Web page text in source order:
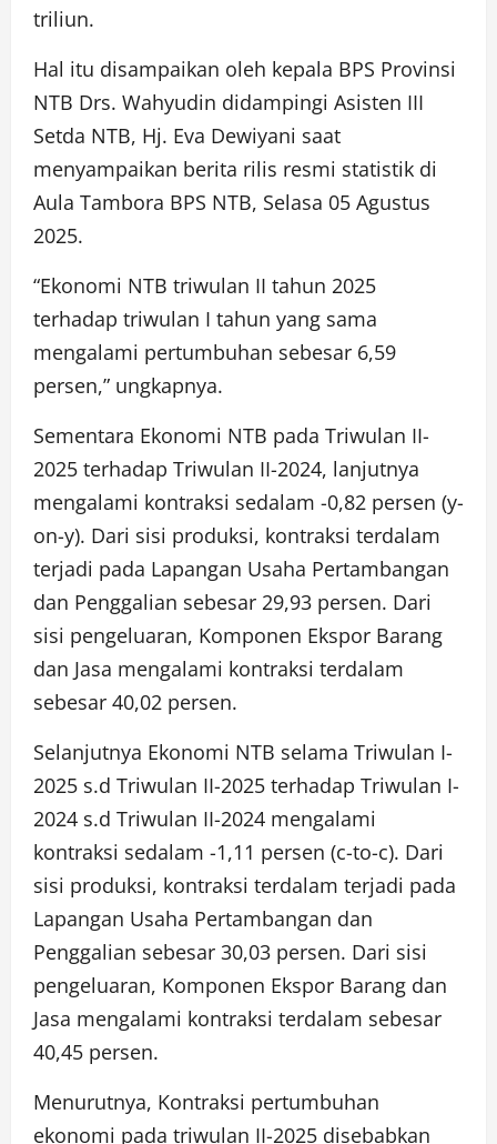
triliun.
Hal itu disampaikan oleh kepala BPS Provinsi
NTB Drs. Wahyudin didampingi Asisten III
Setda NTB, Hj. Eva Dewiyani saat
menyampaikan berita rilis resmi statistik di
Aula Tambora BPS NTB, Selasa 05 Agustus
2025.
“Ekonomi NTB triwulan II tahun 2025
terhadap triwulan I tahun yang sama
mengalami pertumbuhan sebesar 6,59
persen,” ungkapnya.
Sementara Ekonomi NTB pada Triwulan II-
2025 terhadap Triwulan II-2024, lanjutnya
mengalami kontraksi sedalam -0,82 persen (y-
on-y). Dari sisi produksi, kontraksi terdalam
terjadi pada Lapangan Usaha Pertambangan
dan Penggalian sebesar 29,93 persen. Dari
sisi pengeluaran, Komponen Ekspor Barang
dan Jasa mengalami kontraksi terdalam
sebesar 40,02 persen.
Selanjutnya Ekonomi NTB selama Triwulan I-
2025 s.d Triwulan II-2025 terhadap Triwulan I-
2024 s.d Triwulan II-2024 mengalami
kontraksi sedalam -1,11 persen (c-to-c). Dari
sisi produksi, kontraksi terdalam terjadi pada
Lapangan Usaha Pertambangan dan
Penggalian sebesar 30,03 persen. Dari sisi
pengeluaran, Komponen Ekspor Barang dan
Jasa mengalami kontraksi terdalam sebesar
40,45 persen.
Menurutnya, Kontraksi pertumbuhan
ekonomi pada triwulan II-2025 disebabkan